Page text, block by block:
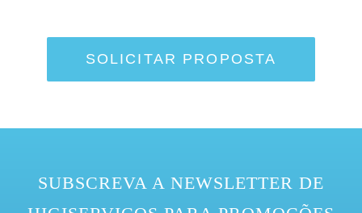
SOLICITAR PROPOSTA
SUBSCREVA A NEWSLETTER DE